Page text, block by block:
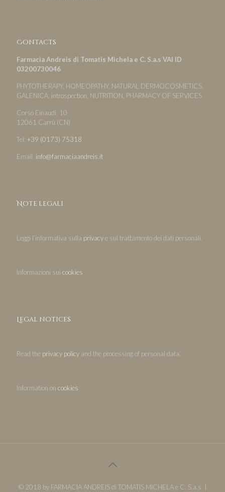
Contacts
Farmacia Andreis di Tomatis Michela e C. S.a.s VAI ID
03200730046
PHYTOTHERAPY, HOMEOPATHY, NATURAL DERMOCOSMETICS,
GALENICA, introspection, NUTRITION, PHARMACY OF SERVICES
Corso Einaudi, 10
12061 Carrù (CN)
Tel: +39 (0173) 75318
Email: info@farmaciaandreis.it
Note legali
Leggi l’informativa sulla privacye sul trattamento dei dati personali.
Informazioni sui cookies
Legal notices
Read the privacy policy and the processing of personal data.
Information on cookies
© 2018 by FARMACIA ANDREIS di TOMATIS MICHELA e C. S.a.s. |